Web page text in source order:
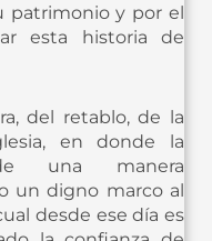
patrimonio y por el
esta historia de
del retablo, de la
en donde la
una manera
un digno marco al
desde ese día es